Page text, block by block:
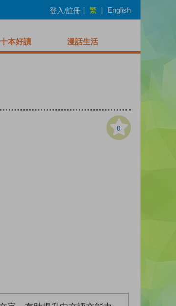
登入/註冊 | 繁 | English
十本好讀 漫話生活
0